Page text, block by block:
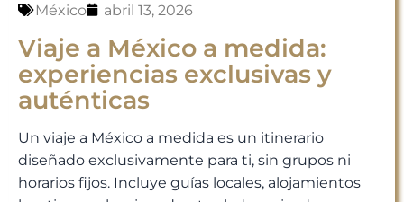
México abril 13, 2026
Viaje a México a medida:
experiencias exclusivas y
auténticas
Un viaje a México a medida es un itinerario
diseñado exclusivamente para ti, sin grupos ni
horarios fijos. Incluye guías locales, alojamientos